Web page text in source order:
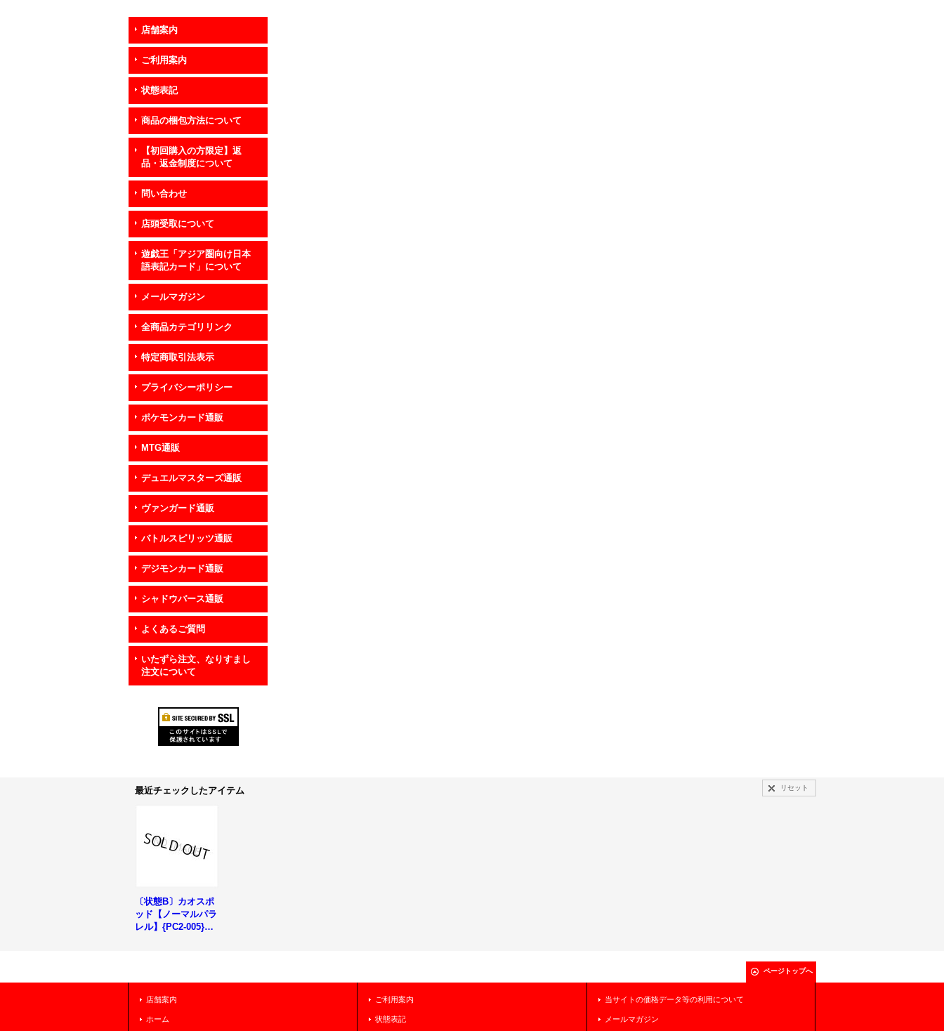
店舗案内
ご利用案内
状態表記
商品の梱包方法について
【初回購入の方限定】返
品・返金制度について
問い合わせ
店頭受取について
遊戯王「アジア圏向け日本
語表記カード」について
メールマガジン
全商品カテゴリリンク
特定商取引法表示
プライバシーポリシー
ポケモンカード通販
MTG通販
デュエルマスターズ通販
ヴァンガード通販
バトルスピリッツ通販
デジモンカード通販
シャドウバース通販
よくあるご質問
いたずら注文、なりすまし
注文について
最近チェックしたアイテム リセット
〔状態B〕カオスポ
ッド【ノーマルパラ
レル】{PC2-005}
ページトップへ
店舗案内
ホーム
ご利用案内
状態表記
当サイトの価格データ等の利用について
メールマガジン